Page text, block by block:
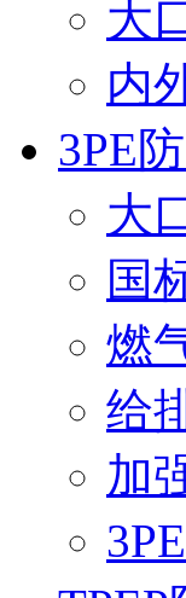
大
内
3PE
大
国
燃
给
加